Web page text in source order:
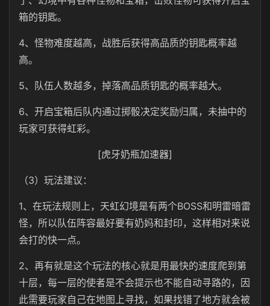
箱的钥匙。
4、怪物难度越高，战胜后获得高品质的钥匙概率越
高。
5、队伍人数越多，掉落高品质钥匙的概率越大。
6、开启宝箱后队内通过掷骰决定奖励归属，未抽中的
玩家可获得虹彩。
[虎牙奶瓶加速器]
（3）玩法建议：
1、在玩法规则上，天虹幻境是有两个BOSS和明雷暗雷
怪，所以队伍阵容最好要有奶妈和封印，这样相对来说
会打的快一点。
2、再有就是这个玩法的核心就是用最快的速度爬到第
十层，每一层的使者是不会提示也不能自动寻路的，因
此需要玩家自己在地图上寻找，如果找错了地方就会被